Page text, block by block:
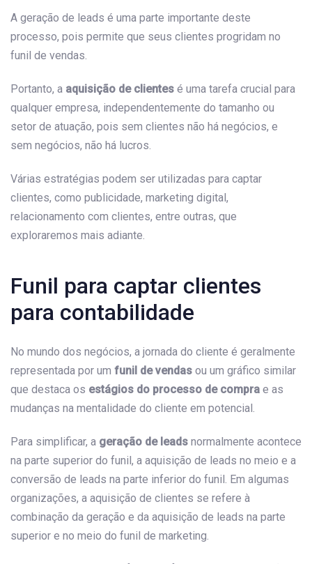
A geração de leads é uma parte importante deste
processo, pois permite que seus clientes progridam no
funil de vendas.
Portanto, a aquisição de clientes é uma tarefa crucial para
qualquer empresa, independentemente do tamanho ou
setor de atuação, pois sem clientes não há negócios, e
sem negócios, não há lucros.
Várias estratégias podem ser utilizadas para captar
clientes, como publicidade, marketing digital,
relacionamento com clientes, entre outras, que
exploraremos mais adiante.
Funil para captar clientes
para contabilidade
No mundo dos negócios, a jornada do cliente é geralmente
representada por um funil de vendas ou um gráfico similar
que destaca os estágios do processo de compra e as
mudanças na mentalidade do cliente em potencial.
Para simplificar, a geração de leads normalmente acontece
na parte superior do funil, a aquisição de leads no meio e a
conversão de leads na parte inferior do funil. Em algumas
organizações, a aquisição de clientes se refere à
combinação da geração e da aquisição de leads na parte
superior e no meio do funil de marketing.